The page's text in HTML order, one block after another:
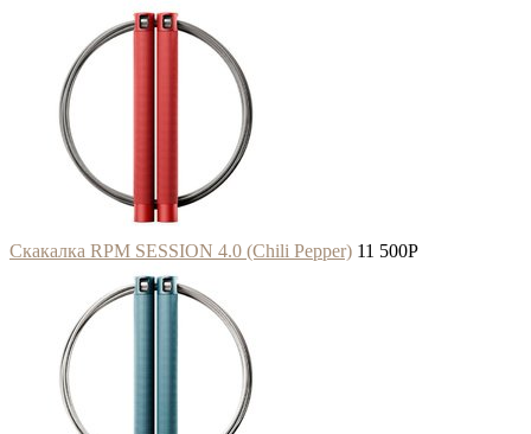
Скакалка RPM SESSION 4.0 (Chili Pepper) 11 500P